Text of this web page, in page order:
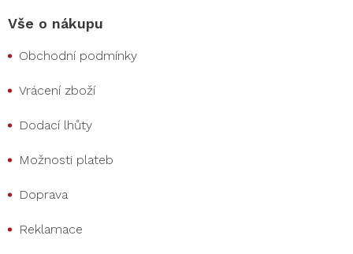
Vše o nákupu
Obchodní podmínky
Vrácení zboží
Dodací lhůty
Možnosti plateb
Doprava
Reklamace